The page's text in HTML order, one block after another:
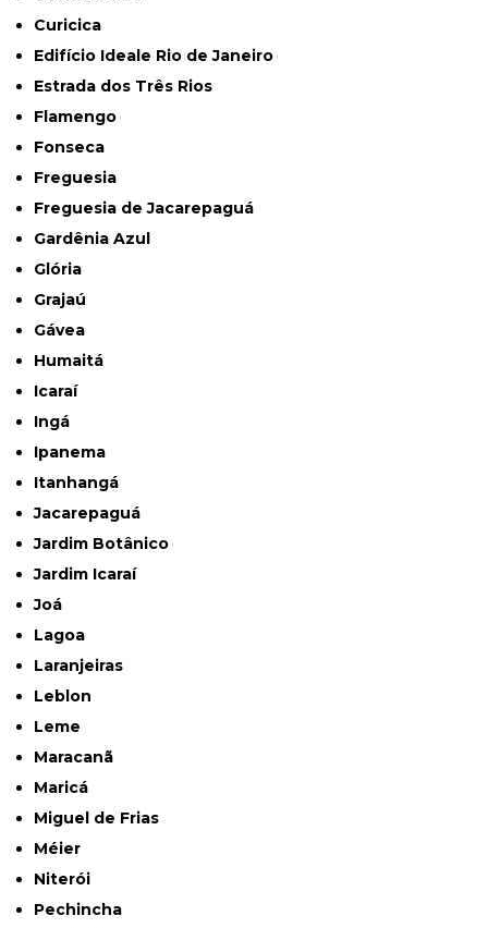
Curicica
Edifício Ideale Rio de Janeiro
Estrada dos Três Rios
Flamengo
Fonseca
Freguesia
Freguesia de Jacarepaguá
Gardênia Azul
Glória
Grajaú
Gávea
Humaitá
Icaraí
Ingá
Ipanema
Itanhangá
Jacarepaguá
Jardim Botânico
Jardim Icaraí
Joá
Lagoa
Laranjeiras
Leblon
Leme
Maracanã
Maricá
Miguel de Frias
Méier
Niterói
Pechincha